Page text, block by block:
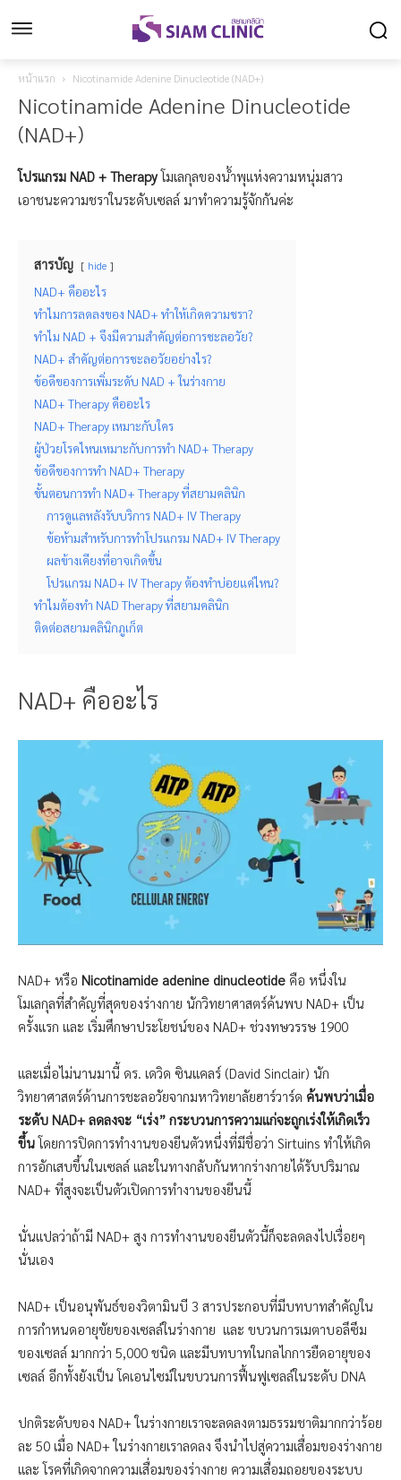
หน้าแรก Nicotinamide Adenine Dinucleotide (NAD+)
Nicotinamide Adenine Dinucleotide
(NAD+)
โปรแกรม NAD + Therapyโมเลกุลของน้ำพุแห่งความหนุ่มสาว
เอาชนะความชราในระดับเซลล์ มาทำความรู้จักกันค่ะ
สารบัญ hide
NAD+ คืออะไร
ทำไมการลดลงของ NAD+ ทำให้เกิดความชรา?
ทำไม NAD + จึงมีความสำคัญต่อการชะลอวัย?
NAD+ สำคัญต่อการชะลอวัยอย่างไร?
ข้อดีของการเพิ่มระดับ NAD + ในร่างกาย
NAD+ Therapy คืออะไร
NAD+ Therapy เหมาะกับใคร
ผู้ป่วยโรคไหนเหมาะกับการทำ NAD+ Therapy
ข้อดีของการทำ NAD+ Therapy
ขั้นตอนการทำ NAD+ Therapy ที่สยามคลินิก
การดูแลหลังรับบริการ NAD+ IV Therapy
ข้อห้ามสำหรับการทำโปรแกรม NAD+ IV Therapy
ผลข้างเคียงที่อาจเกิดขึ้น
โปรแกรม NAD+ IV Therapy ต้องทำบ่อยแค่ไหน?
ทำไมต้องทำ NAD Therapy ที่สยามคลินิก
ติดต่อสยามคลินิกภูเก็ต
NAD+ คืออะไร
NAD+ หรือ Nicotinamide adenine dinucleotide คือ หนึ่งใน
โมเลกุลที่สำคัญที่สุดของร่างกาย นักวิทยาศาสตร์ค้นพบ NAD+ เป็น
ครั้งแรก และ เริ่มศึกษาประโยชน์ของ NAD+ ช่วงทษวรรษ 1900
และเมื่อไม่นานมานี้ ดร. เดวิด ซินแคลร์ (David Sinclair) นัก
วิทยาศาสตร์ด้านการชะลอวัยจากมหาวิทยาลัยฮาร์วาร์ด ค้นพบว่าเมื่อ
ระดับ NAD+ ลดลงจะ “เร่ง” กระบวนการความแก่จะถูกเร่งให้เกิดเร็ว
ขึ้นโดยการปิดการทำงานของยีนตัวหนึ่งที่มีชื่อว่า Sirtuins ทำให้เกิด
การอักเสบขึ้นในเซลล์ และในทางกลับกันหากร่างกายได้รับปริมาณ
NAD+ ที่สูงจะเป็นตัวเปิดการทำงานของยีนนี้
นั่นแปลว่าถ้ามี NAD+ สูง การทำงานของยีนตัวนี้ก็จะลดลงไปเรื่อยๆ
นั่นเอง
NAD+ เป็นอนุพันธ์ของวิตามินบี 3 สารประกอบที่มีบทบาทสำคัญใน
การกำหนดอายุขัยของเซลล์ในร่างกาย และ ขบวนการเมตาบอลึซึม
ของเซลล์ มากกว่า 5,000 ชนิด และมีบทบาทในกลไกการยืดอายุของ
เซลล์ อีกทั้งยังเป็น โคเอนไซม์ในขบวนการฟื้นฟูเซลล์ในระดับ DNA
ปกติระดับของ NAD+ ในร่างกายเราจะลดลงตามธรรมชาติมากกว่าร้อย
ละ 50 เมื่อ NAD+ ในร่างกายเราลดลง จึงนำไปสู่ความเสื่อมของร่างกาย
และ โรคที่เกิดจากความเสื่อมของร่างกาย ความเสื่อมถอยของระบบ